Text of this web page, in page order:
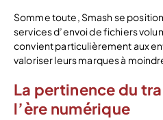
Somme toute, Smash se
services d’envoi de fichiers
convient particulièrement aux
valoriser leurs marques à
La pertinence du
l’ère numérique